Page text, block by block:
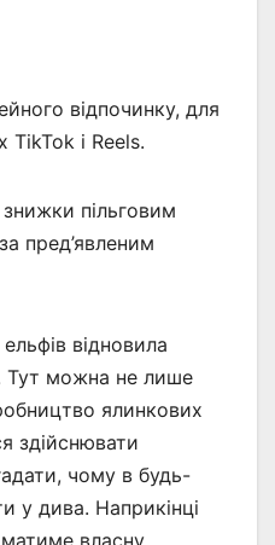
відпочинку, для
TikTok і Reels.
пільговим
пред’явленим
відновила
Тут можна не лише
ялинкових
здійснювати
чому в будь-
у дива. Наприкінці
матиме власну